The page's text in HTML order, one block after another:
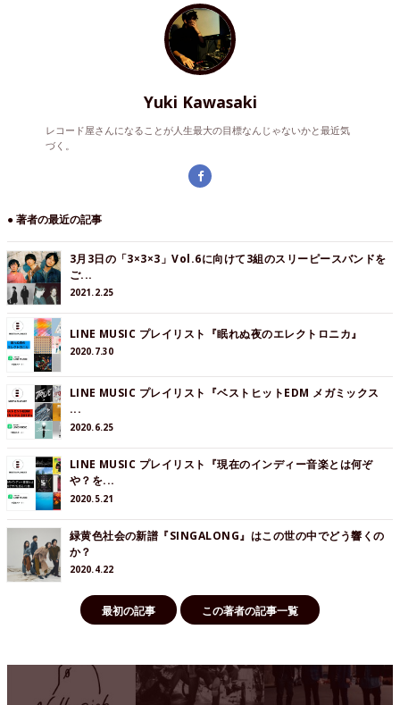
Yuki Kawasaki
レコード屋さんになることが人生最大の目標なんじゃないかと最近気
づく。
● 著者の最近の記事
3月3日の「3×3×3」Vol.6に向けて3組のスリーピースバンドを
ご...
2021.2.25
LINE MUSIC プレイリスト『眠れぬ夜のエレクトロニカ』
2020.7.30
LINE MUSIC プレイリスト『ベストヒットEDM メガミックス
...
2020.6.25
LINE MUSIC プレイリスト『現在のインディー音楽とは何ぞ
や？を...
2020.5.21
緑黄色社会の新譜『SINGALONG』はこの世の中でどう響くの
か？
2020.4.22
最初の記事 この著者の記事一覧